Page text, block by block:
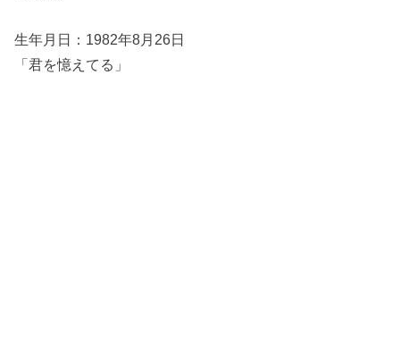
生年月日：1982年8月26日
「君を憶えてる」